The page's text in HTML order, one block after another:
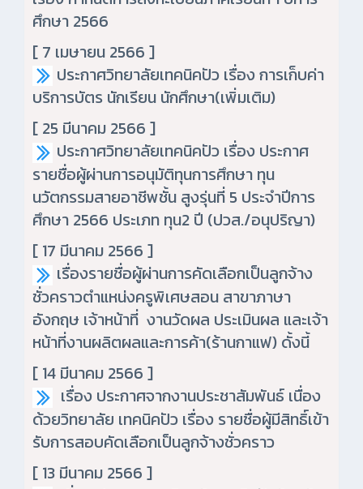
ศึกษา 2566
[ 7 เมษายน 2566 ]
ประกาศวิทยาลัยเทคนิคปัว เรื่อง การเก็บค่า
บริการบัตร นักเรียน นักศึกษา(เพิ่มเติม)
[ 25 มีนาคม 2566 ]
ประกาศวิทยาลัยเทคนิคปัว เรื่อง ประกาศ
รายชื่อผู้ผ่านการอนุมัติทุนการศึกษา ทุน
นวัตกรรมสายอาชีพชั้น สูงรุ่นที่ 5 ประจำปีการ
ศึกษา 2566 ประเภท ทุน2 ปี (ปวส./อนุปริญา)
[ 17 มีนาคม 2566 ]
เรื่องรายชื่อผู้ผ่านการคัดเลือกเป็นลูกจ้าง
ชั่วคราวตำแหน่งครูพิเศษสอน สาขาภาษา
อังกฤษ เจ้าหน้าที่ งานวัดผล ประเมินผล และเจ้า
หน้าที่งานผลิตผลและการค้า(ร้านกาแฟ) ดั้งนี้
[ 14 มีนาคม 2566 ]
เรื่อง ประกาศจากงานประชาสัมพันธ์ เนื่อง
ด้วยวิทยาลัย เทคนิคปัว เรื่อง รายชื่อผู้มีสิทธิ์เข้า
รับการสอบคัดเลือกเป็นลูกจ้างชั่วคราว
[ 13 มีนาคม 2566 ]